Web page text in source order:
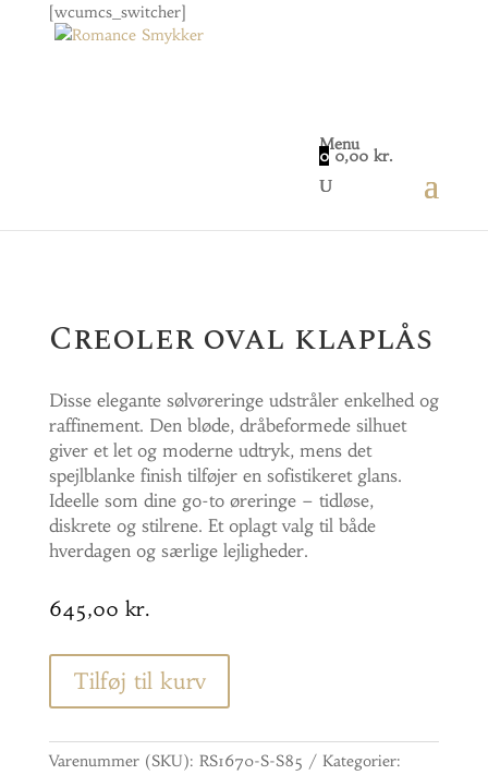
[wcumcs_switcher]
Menu
0 0,00kr.
/ Creoler oval klaplås
Creoler oval klaplås
Disse elegante sølvøreringe udstråler enkelhed og
raffinement. Den bløde, dråbeformede silhuet
giver et let og moderne udtryk, mens det
spejlblanke finish tilføjer en sofistikeret glans.
Ideelle som dine go-to øreringe – tidløse,
diskrete og stilrene. Et oplagt valg til både
hverdagen og særlige lejligheder.
645,00 kr.
Tilføj til kurv
Varenummer (SKU): RS1670-S-S85
Kategorier: